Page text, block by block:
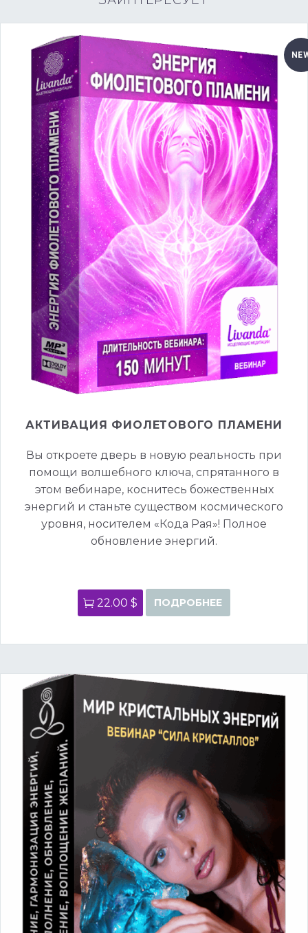
АКТИВАЦИЯ ФИОЛЕТОВОГО ПЛАМЕНИ
Вы откроете дверь в новую реальность при
помощи волшебного ключа, спрятанного в
этом вебинаре, коснитесь божественных
энергий и станьте существом космического
уровня, носителем «Кода Рая»! Полное
обновление энергий.
22.00 $ ПОДРОБНЕЕ